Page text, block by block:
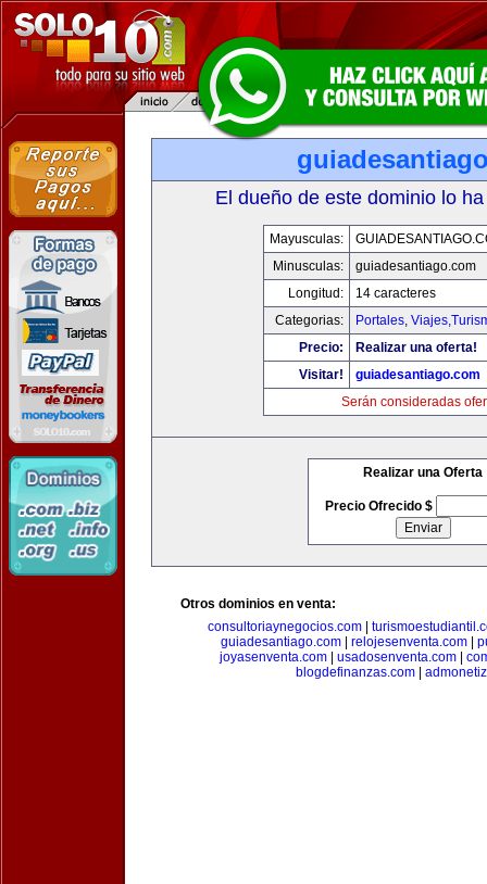
El dueño de este dominio lo
Mayusculas:
Minusculas:
guiadesantiago.com
Longitud:
14 caracteres
Categorias:
Portales,
Precio:
Realizar una oferta!
Visitar!
guiadesantiago.com
Serán consideradas
Realizar una Oferta
Precio Ofrecido $
Otros dominios en venta:
consultoriaynegocios.com
guiadesantiago.com| relojesenventa.com|
joyasenventa.com
usadosenventa.com
blogdefinanzas.com|